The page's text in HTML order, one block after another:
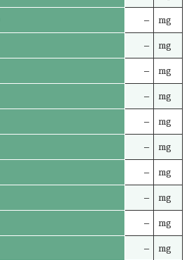
– mg
– mg
– mg
– mg
– mg
– mg
– mg
– mg
– mg
– mg